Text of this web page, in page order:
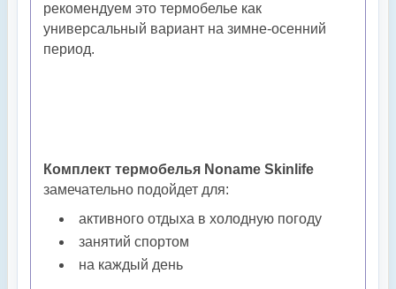
рекомендуем это термобелье как
универсальный вариант на зимне-осенний
период.
Комплект термобелья Noname Skinlife
замечательно подойдет для:
активного отдыха в холодную погоду
занятий спортом
на каждый день